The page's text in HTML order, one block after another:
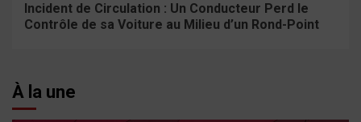
Incident de Circulation : Un Conducteur Perd le
Contrôle de sa Voiture au Milieu d’un Rond-Point
À la une